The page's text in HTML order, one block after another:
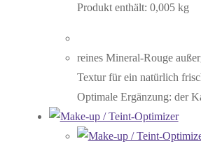
Produkt enthält: 0,005 kg
reines Mineral-Rouge
Textur für ein natürlich
Optimale Ergänzung: der